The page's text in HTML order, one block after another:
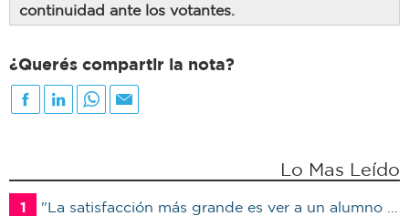
continuidad ante los votantes.
¿Querés compartir la nota?
Lo Mas Leído
1
"La satisfacción más grande es ver a un alumno trabajando": Jorge Vicente se jubiló luego de 38 años en el IPET51